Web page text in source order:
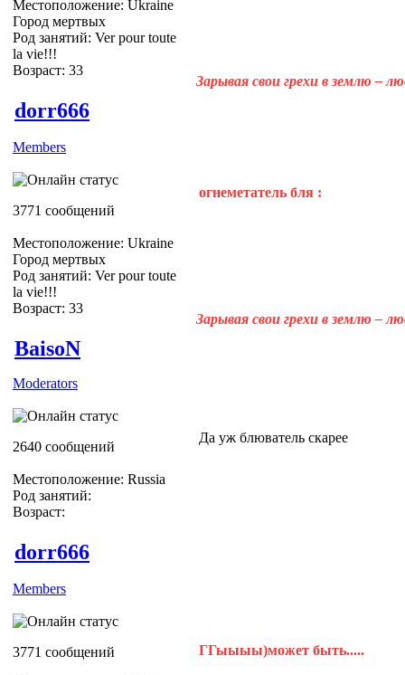
Местоположение: Ukraine
Город мертвых
Род занятий: Ver pour toute
la vie!!!
Возраст: 33
Зарывая свои грехи в землю –
dorr666
Members
3771 сообщений
Местоположение: Ukraine
Город мертвых
Род занятий: Ver pour toute
la vie!!!
Возраст: 33
огнеметатель бля :
Зарывая свои грехи в землю –
BaisoN
Moderators
2640 сообщений
Местоположение: Russia
Род занятий:
Возраст:
Да уж блюватель скарее
dorr666
Members
3771 сообщений ГГыыыы)может быть.....